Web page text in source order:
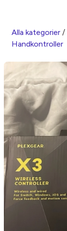
Alla kategorier /
Handkontroller